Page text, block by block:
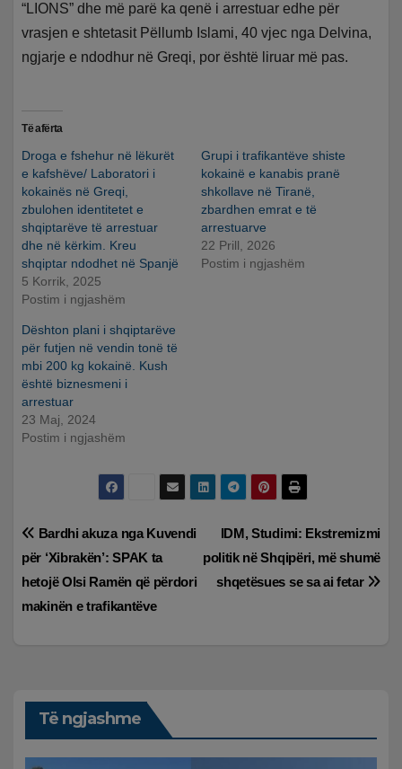
“LIONS” dhe më parë ka qenë i arrestuar edhe për
vrasjen e shtetasit Pëllumb Islami, 40 vjec nga Delvina,
ngjarje e ndodhur në Greqi, por është liruar më pas.
Të afërta
Droga e fshehur në lëkurët
e kafshëve/ Laboratori i
kokainës në Greqi,
zbulohen identitetet e
shqiptarëve të arrestuar
dhe në kërkim. Kreu
shqiptar ndodhet në Spanjë
5 Korrik, 2025
Postim i ngjashëm
Grupi i trafikantëve shiste
kokainë e kanabis pranë
shkollave në Tiranë,
zbardhen emrat e të
arrestuarve
22 Prill, 2026
Postim i ngjashëm
Dështon plani i shqiptarëve
për futjen në vendin tonë të
mbi 200 kg kokainë. Kush
është biznesmeni i
arrestuar
23 Maj, 2024
Postim i ngjashëm
Lëvizje
te
postimet
IDM, Studimi: Ekstremizmi
politik në Shqipëri, më shumë
shqetësues se sa ai fetar
Bardhi akuza nga Kuvendi
për ‘Xibrakën’: SPAK ta
hetojë Olsi Ramën që përdori
makinën e trafikantëve
Të ngjashme